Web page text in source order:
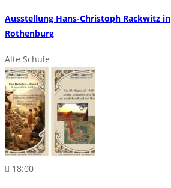
Ausstellung Hans-Christoph Rackwitz in
Rothenburg
Alte Schule
18:00